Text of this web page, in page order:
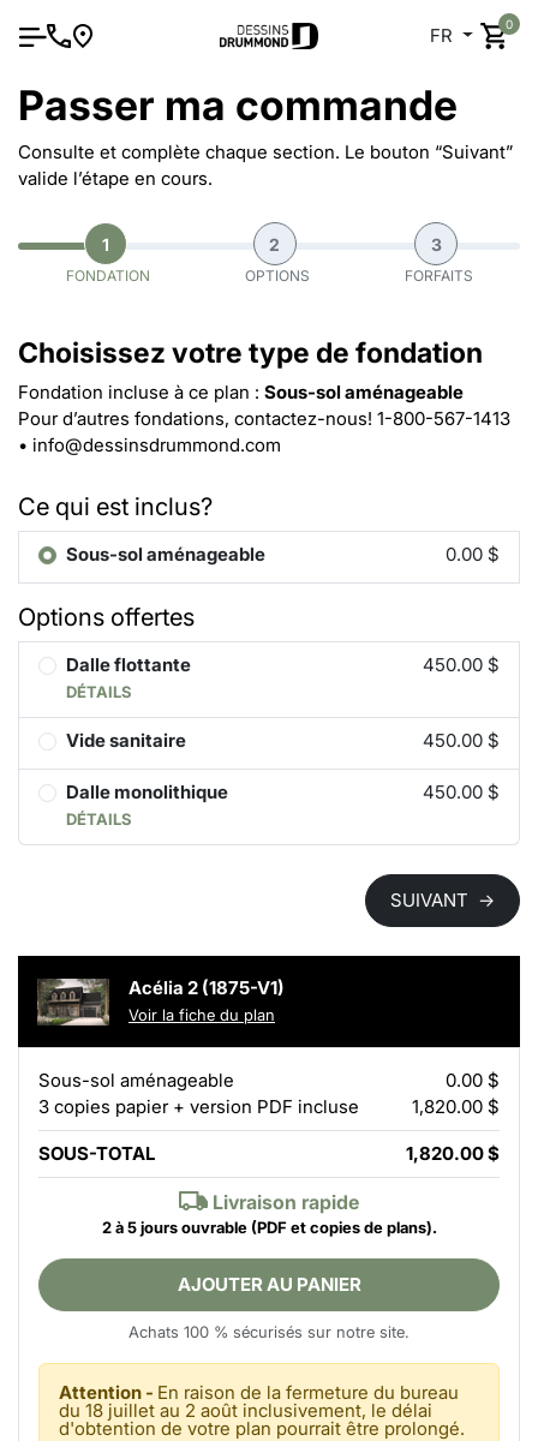
FR
0
Passer ma commande
Consulte et complète chaque section. Le bouton “Suivant”
valide l’étape en cours.
1
FONDATION
2
OPTIONS
3
FORFAITS
Choisissez votre type de fondation
Fondation incluse à ce plan : Sous-sol aménageable
Pour d’autres fondations, contactez-nous! 1-800-567-1413
• info@dessinsdrummond.com
Ce qui est inclus?
Sous-sol aménageable 0.00 $
Options offertes
Dalle flottante
DÉTAILS
450.00 $
Vide sanitaire 450.00 $
Dalle monolithique
DÉTAILS
450.00 $
SUIVANT →
Acélia 2 (1875-V1)
Voir la fiche du plan
Sous-sol aménageable
0.00 $
3 copies papier + version PDF incluse
1,820.00 $
SOUS-TOTAL 1,820.00 $
Livraison rapide
2 à 5 jours ouvrable(PDF et copies de plans).
AJOUTER AU PANIER
Achats 100 % sécurisés sur notre site.
Attention - En raison de la fermeture du bureau
du 18 juillet au 2 août inclusivement, le délai
d'obtention de votre plan pourrait être prolongé.